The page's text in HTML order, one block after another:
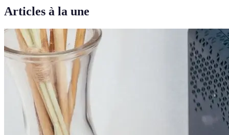
Articles à la une